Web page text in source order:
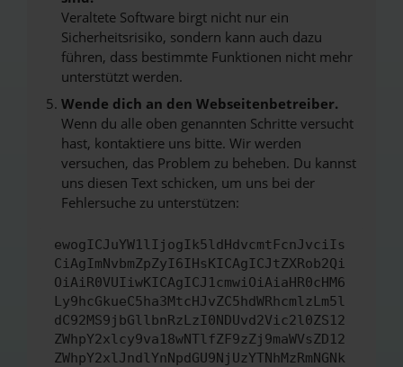
Veraltete Software birgt nicht nur ein
Sicherheitsrisiko, sondern kann auch dazu
führen, dass bestimmte Funktionen nicht mehr
unterstützt werden.
Wende dich an den Webseitenbetreiber.
Wenn du alle oben genannten Schritte versucht
hast, kontaktiere uns bitte. Wir werden
versuchen, das Problem zu beheben. Du kannst
uns diesen Text schicken, um uns bei der
Fehlersuche zu unterstützen:
ewogICJuYW1lIjogIk5ldHdvcmtFcnJvciIs
CiAgImNvbmZpZyI6IHsKICAgICJtZXRob2Qi
OiAiR0VUIiwKICAgICJ1cmwiOiAiaHR0cHM6
Ly9hcGkueC5ha3MtcHJvZC5hdWRhcmlzLm5l
dC92MS9jbGllbnRzLzI0NDUvd2Vic2l0ZS12
ZWhpY2xlcy9va18wNTlfZF9zZj9maWVsZD12
ZWhpY2xlJndlYnNpdGU9NjUzYTNhMzRmNGNk